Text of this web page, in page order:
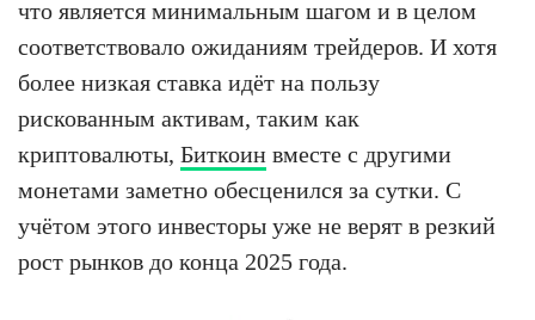
что является минимальным шагом и в целом
соответствовало ожиданиям трейдеров. И хотя
более низкая ставка идёт на пользу
рискованным активам, таким как
криптовалюты, Биткоин вместе с другими
монетами заметно обесценился за сутки. С
учётом этого инвесторы уже не верят в резкий
рост рынков до конца 2025 года.